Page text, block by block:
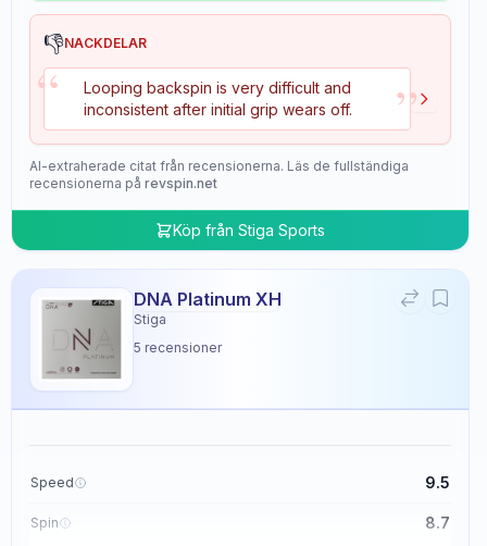
👎NACKDELAR
“
Looping backspin is very difficult and
inconsistent after initial grip wears off.
”
AI-extraherade citat från recensionerna. Läs de fullständiga
recensionerna på revspin.net
Köp från Stiga Sports
DNA Platinum XH
Stiga
5 recensioner
Speed 9.5
Spin 8.7